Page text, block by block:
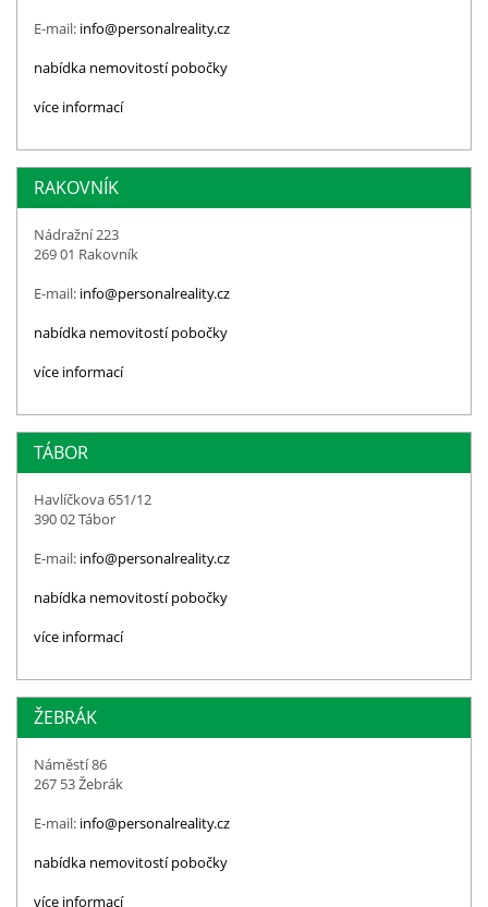
E-mail: info@personalreality.cz
nabídka nemovitostí pobočky
více informací
RAKOVNÍK
Nádražní 223
269 01 Rakovník
E-mail: info@personalreality.cz
nabídka nemovitostí pobočky
více informací
TÁBOR
Havlíčkova 651/12
390 02 Tábor
E-mail: info@personalreality.cz
nabídka nemovitostí pobočky
více informací
ŽEBRÁK
Náměstí 86
267 53 Žebrák
E-mail: info@personalreality.cz
nabídka nemovitostí pobočky
více informací